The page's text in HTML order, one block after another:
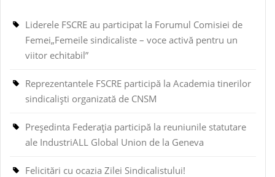
Liderele FSCRE au participat la Forumul Comisiei de
Femei„Femeile sindicaliste – voce activă pentru un
viitor echitabil”
Reprezentantele FSCRE participă la Academia tinerilor
sindicaliști organizată de CNSM
Președinta Federația participă la reuniunile statutare
ale IndustriALL Global Union de la Geneva
Felicitări cu ocazia Zilei Sindicalistului!